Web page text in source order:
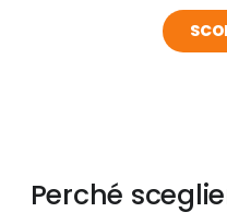
Perché